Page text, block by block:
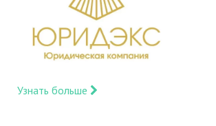
Узнать больше